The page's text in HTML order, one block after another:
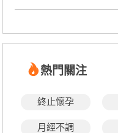
熱門關注
終止懷孕
月經不調